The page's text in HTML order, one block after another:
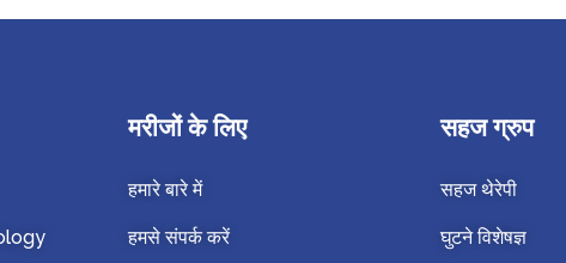
मरीजों के लिए
हमारे बारे में
हमसे संपर्क करें
सहज ग्रुप
सहज थेरेपी
घुटने विशेषज्ञ